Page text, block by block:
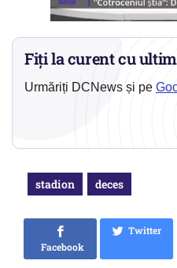
Fiți la curent cu
Urmăriți DCNews și pe
stadion deces
Facebook
Twitter